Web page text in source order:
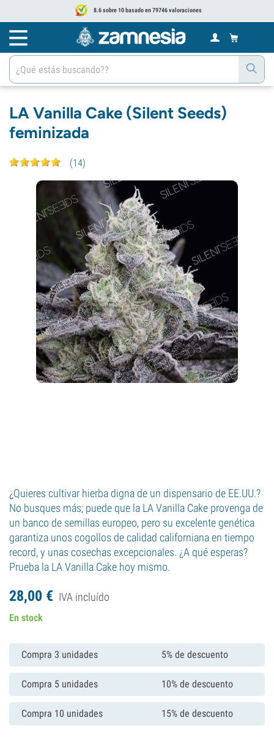
8.6 sobre 10 basado en 79746 valoraciones
LA Vanilla Cake (Silent Seeds)
feminizada
(14)
¿Quieres cultivar hierba digna de un dispensario de EE.UU.?
No busques más; puede que la LA Vanilla Cake provenga de
un banco de semillas europeo, pero su excelente genética
garantiza unos cogollos de calidad californiana en tiempo
record, y unas cosechas excepcionales. ¿A qué esperas?
Prueba la LA Vanilla Cake hoy mismo.
28,00 € IVA incluído
En stock
Compra 3 unidades 5% de descuento
Compra 5 unidades 10% de descuento
Compra 10 unidades 15% de descuento